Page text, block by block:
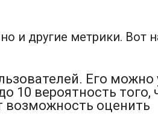
и другие метрики. Вот
Его можно
10 вероятность того,
возможность оценить